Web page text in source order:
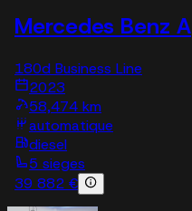
Mercedes Benz A
180d Business Line
2023
58,474 km
automatique
diesel
5 sieges
39 882 €